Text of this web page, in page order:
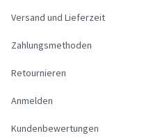
Versand und Lieferzeit
Zahlungsmethoden
Retournieren
Anmelden
Kundenbewertungen